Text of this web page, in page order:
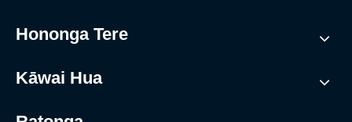
Hononga Tere
Kāwai Hua